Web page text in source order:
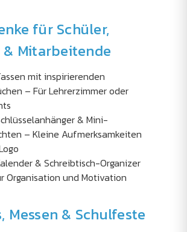
für Schüler,
& Mitarbeitende
mit inspirierenden
– Für Lehrerzimmer oder
& Mini-
– Kleine Aufmerksamkeiten
& Schreibtisch-Organizer
Organisation und Motivation
Messen & Schulfeste